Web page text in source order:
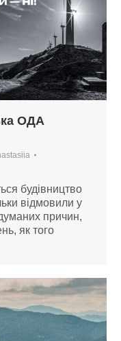
ОДА
будівництво
відмовили у
причин,
як того